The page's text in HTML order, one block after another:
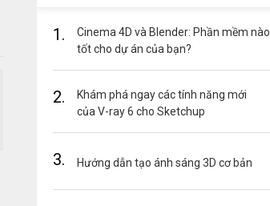
1.
Cinema 4D và Blender: Phần mềm nào
tốt cho dự án của bạn?
2.
Khám phá ngay các tính năng mới
của V-ray 6 cho Sketchup
3. Hướng dẫn tạo ánh sáng 3D cơ bản